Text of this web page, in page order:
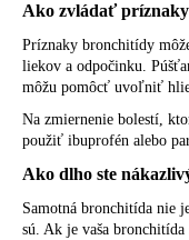
Ako zvládať
Príznaky bronchitídy
liekov a odpočinku.
môžu pomôcť uvoľniť
Na zmiernenie bolestí,
použiť ibuprofén alebo
Ako dlho ste
Samotná bronchitída nie
sú. Ak je vaša